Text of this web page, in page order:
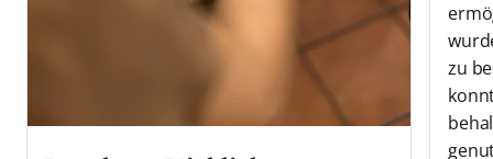
zu